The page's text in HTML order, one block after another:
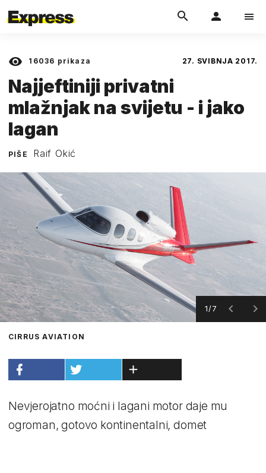
16036 prikaza 27. SVIBNJA 2017.
Najjeftiniji privatni
mlažnjak na svijetu - i jako
lagan
PIŠE Raif Okić
1/7
CIRRUS AVIATION
Nevjerojatno moćni i lagani motor daje mu
ogroman, gotovo kontinentalni, domet